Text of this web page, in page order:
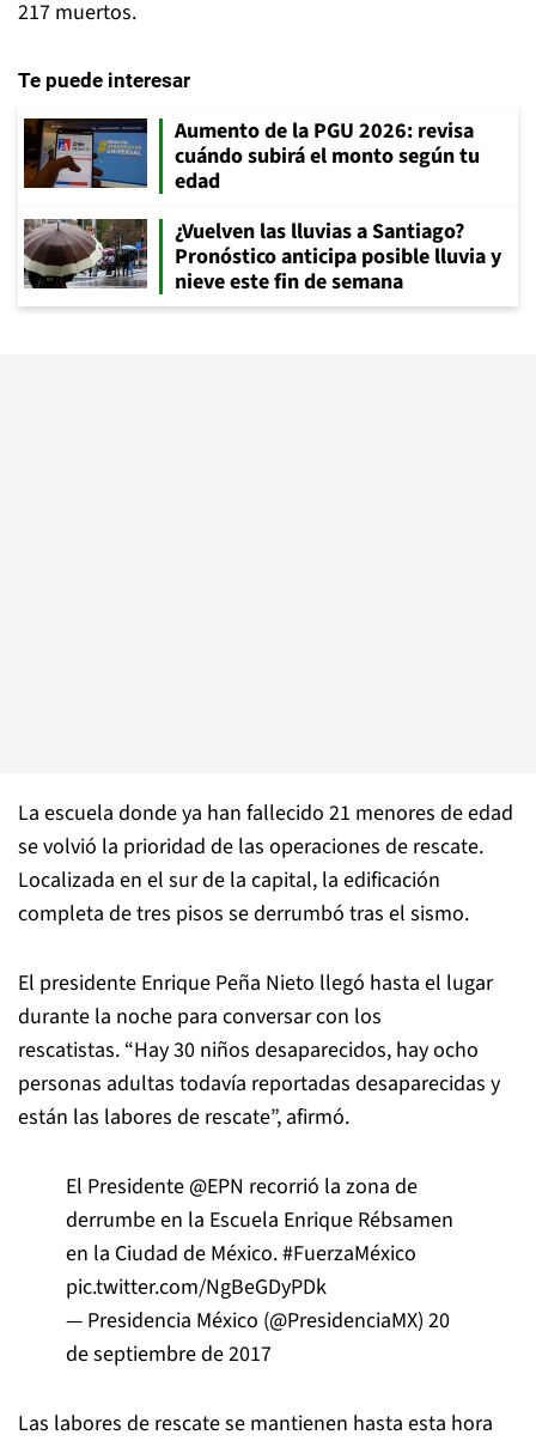
217 muertos.
Te puede interesar
Aumento de la PGU 2026: revisa
cuándo subirá el monto según tu
edad
¿Vuelven las lluvias a Santiago?
Pronóstico anticipa posible lluvia y
nieve este fin de semana
La escuela donde ya han fallecido 21 menores de edad
se volvió la prioridad de las operaciones de rescate.
Localizada en el sur de la capital, la edificación
completa de tres pisos se derrumbó tras el sismo.
El presidente Enrique Peña Nieto llegó hasta el lugar
durante la noche para conversar con los
rescatistas. “Hay 30 niños desaparecidos, hay ocho
personas adultas todavía reportadas desaparecidas y
están las labores de rescate”, afirmó.
El Presidente @EPN recorrió la zona de
derrumbe en la Escuela Enrique Rébsamen
en la Ciudad de México.#FuerzaMéxico
pic.twitter.com/NgBeGDyPDk
— Presidencia México (@PresidenciaMX) 20
de septiembre de 2017
Las labores de rescate se mantienen hasta esta hora